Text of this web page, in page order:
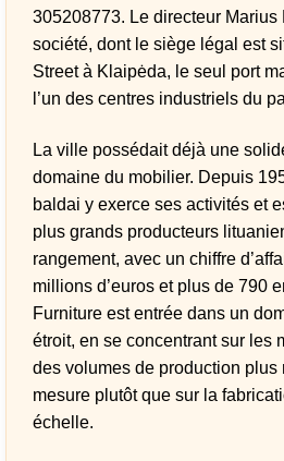
305208773. Le directeur
société, dont le siège légal est
Street à Klaipėda, le seul port
l’un des centres industriels du
La ville possédait déjà une
domaine du mobilier. Depuis
baldai y exerce ses activités et
plus grands producteurs
rangement, avec un chiffre
millions d’euros et plus de 790
Furniture est entrée dans un
étroit, en se concentrant sur les
des volumes de production plus
mesure plutôt que sur la
échelle.